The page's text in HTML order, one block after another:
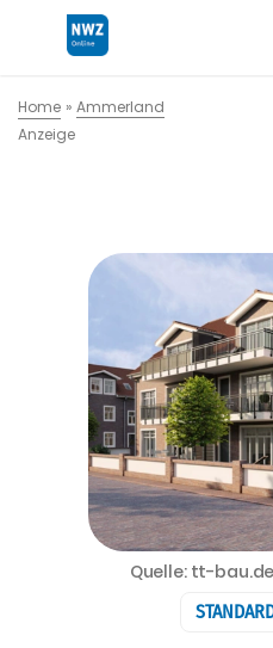
Home » Ammerland
Anzeige
Quelle: tt-